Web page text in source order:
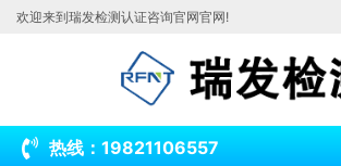
欢迎来到瑞发检测认证咨询官网官网!
热线：19821106557